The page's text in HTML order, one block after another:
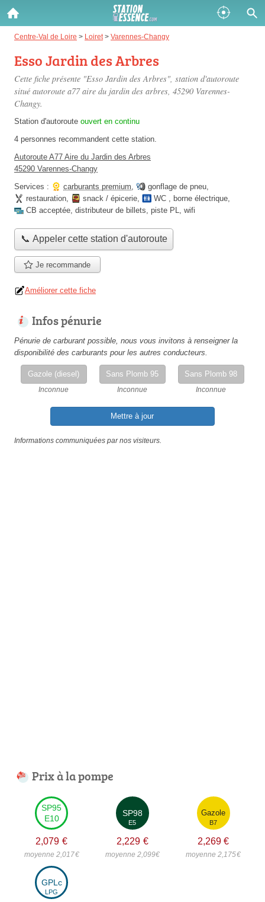
Centre-Val de Loire > Loiret > Varennes-Changy
Esso Jardin des Arbres
Cette fiche présente "Esso Jardin des Arbres", station d'autoroute
situé autoroute a77 aire du jardin des arbres, 45290 Varennes-
Changy.
Station d'autoroute ouvert en continu
4 personnes recommandent cette station.
Autoroute A77 Aire du Jardin des Arbres
45290 Varennes-Changy
Services :
carburants premium, gonflage de pneu,
restauration, snack / épicerie, WC , borne électrique,
CB acceptée, distributeur de billets, piste PL, wifi
📞 Appeler cette station d'autoroute
Je recommande
Améliorer cette fiche
Infos pénurie
Pénurie de carburant possible, nous vous invitons à renseigner la
disponibilité des carburants pour les autres conducteurs.
Gazole (diesel)
Inconnue
Sans Plomb 95
Inconnue
Sans Plomb 98
Inconnue
Mettre à jour
Informations communiquées par nos visiteurs.
Prix à la pompe
SP95
E10
2,079 €
moyenne 2,017€
SP98
E5
2,229 €
moyenne 2,099€
Gazole
B7
2,269 €
moyenne 2,175€
GPLc
LPG
Gazole :
Disponible
SP 98 :
Disponible